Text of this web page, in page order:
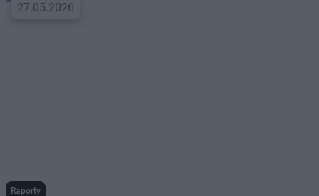
27.05.2026
Raporty